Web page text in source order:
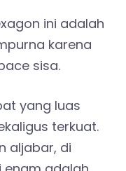
ini adalah
karena
sisa.
yang luas
terkuat.
aljabar, di